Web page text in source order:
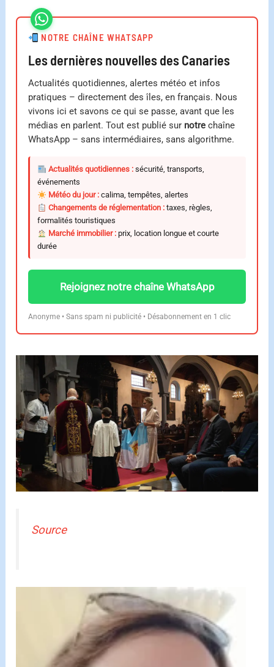
NOTRE CHAÎNE WHATSAPP
Les dernières nouvelles des Canaries
Actualités quotidiennes, alertes météo et infos
pratiques – directement des îles, en français. Nous
vivons ici et savons ce qui se passe, avant que les
médias en parlent. Tout est publié sur notre chaîne
WhatsApp – sans intermédiaires, sans algorithme.
Actualités quotidiennes :sécurité, transports,
événements
Météo du jour :calima, tempêtes, alertes
Changements de réglementation :taxes, règles,
formalités touristiques
Marché immobilier :prix, location longue et courte
durée
Rejoignez notre chaîne WhatsApp
Anonyme • Sans spam ni publicité • Désabonnement en 1 clic
Source